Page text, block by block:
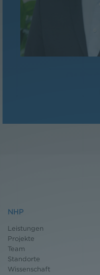
NHP
Leistungen
Projekte
Team
Standorte
Wissenschaft